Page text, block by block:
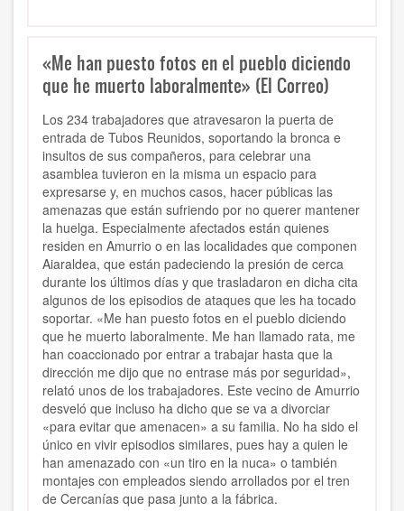
«Me han puesto fotos en el pueblo diciendo
que he muerto laboralmente» (El Correo)
Los 234 trabajadores que atravesaron la puerta de
entrada de Tubos Reunidos, soportando la bronca e
insultos de sus compañeros, para celebrar una
asamblea tuvieron en la misma un espacio para
expresarse y, en muchos casos, hacer públicas las
amenazas que están sufriendo por no querer mantener
la huelga. Especialmente afectados están quienes
residen en Amurrio o en las localidades que componen
Aiaraldea, que están padeciendo la presión de cerca
durante los últimos días y que trasladaron en dicha cita
algunos de los episodios de ataques que les ha tocado
soportar. «Me han puesto fotos en el pueblo diciendo
que he muerto laboralmente. Me han llamado rata, me
han coaccionado por entrar a trabajar hasta que la
dirección me dijo que no entrase más por seguridad»,
relató unos de los trabajadores. Este vecino de Amurrio
desveló que incluso ha dicho que se va a divorciar
«para evitar que amenacen» a su familia. No ha sido el
único en vivir episodios similares, pues hay a quien le
han amenazado con «un tiro en la nuca» o también
montajes con empleados siendo arrollados por el tren
de Cercanías que pasa junto a la fábrica.